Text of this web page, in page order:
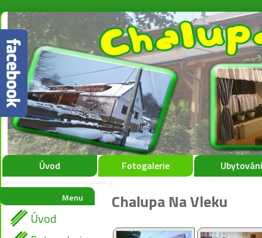
Úvod Fotogalerie Ubytování
Menu
Úvod
Chalupa Na Vleku